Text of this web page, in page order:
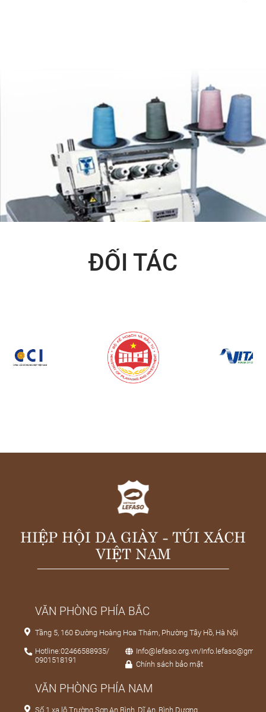
ĐỐI TÁC
HIỆP HỘI DA GIÀY - TÚI XÁCH
VIỆT NAM
VĂN PHÒNG PHÍA BẮC
Tầng 5, 160 Đường Hoàng Hoa Thám, Phường Tây Hồ, Hà Nội
Hotline:02466588935/
0901518191
Info@lefaso.org.vn/
Chính sách bảo mật
VĂN PHÒNG PHÍA NAM
Số 1 xa lộ Trường Sơn,An Bình, Dĩ An, Bình Dương